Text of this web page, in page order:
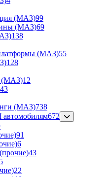
(МАЗ)99
(МАЗ)69
138
(МАЗ)55
128
(МАЗ)12
(МАЗ)738
672
91
6
43
22